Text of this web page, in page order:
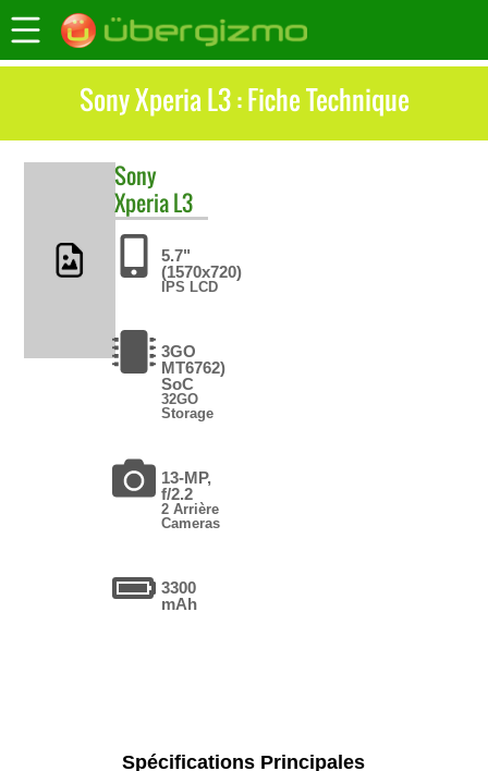
Sony Xperia L3 : Fiche Technique
Sony
Xperia L3
5.7"
(1570x720)
IPS LCD
3GO
MT6762)
SoC
32GO
Storage
13-MP,
f/2.2
2 Arrière
Cameras
3300
mAh
Spécifications Principales